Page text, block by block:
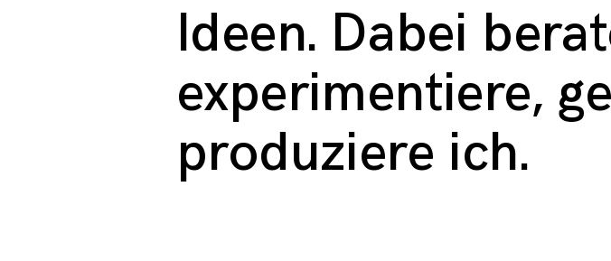
i
l
Ideen. Dabei
experimentiere,
produziere ich.